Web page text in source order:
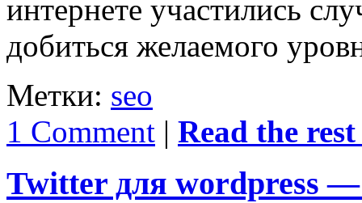
интернете участились
добиться желаемого
Метки: seo
1 Comment | Read the
Twitter для wordpress